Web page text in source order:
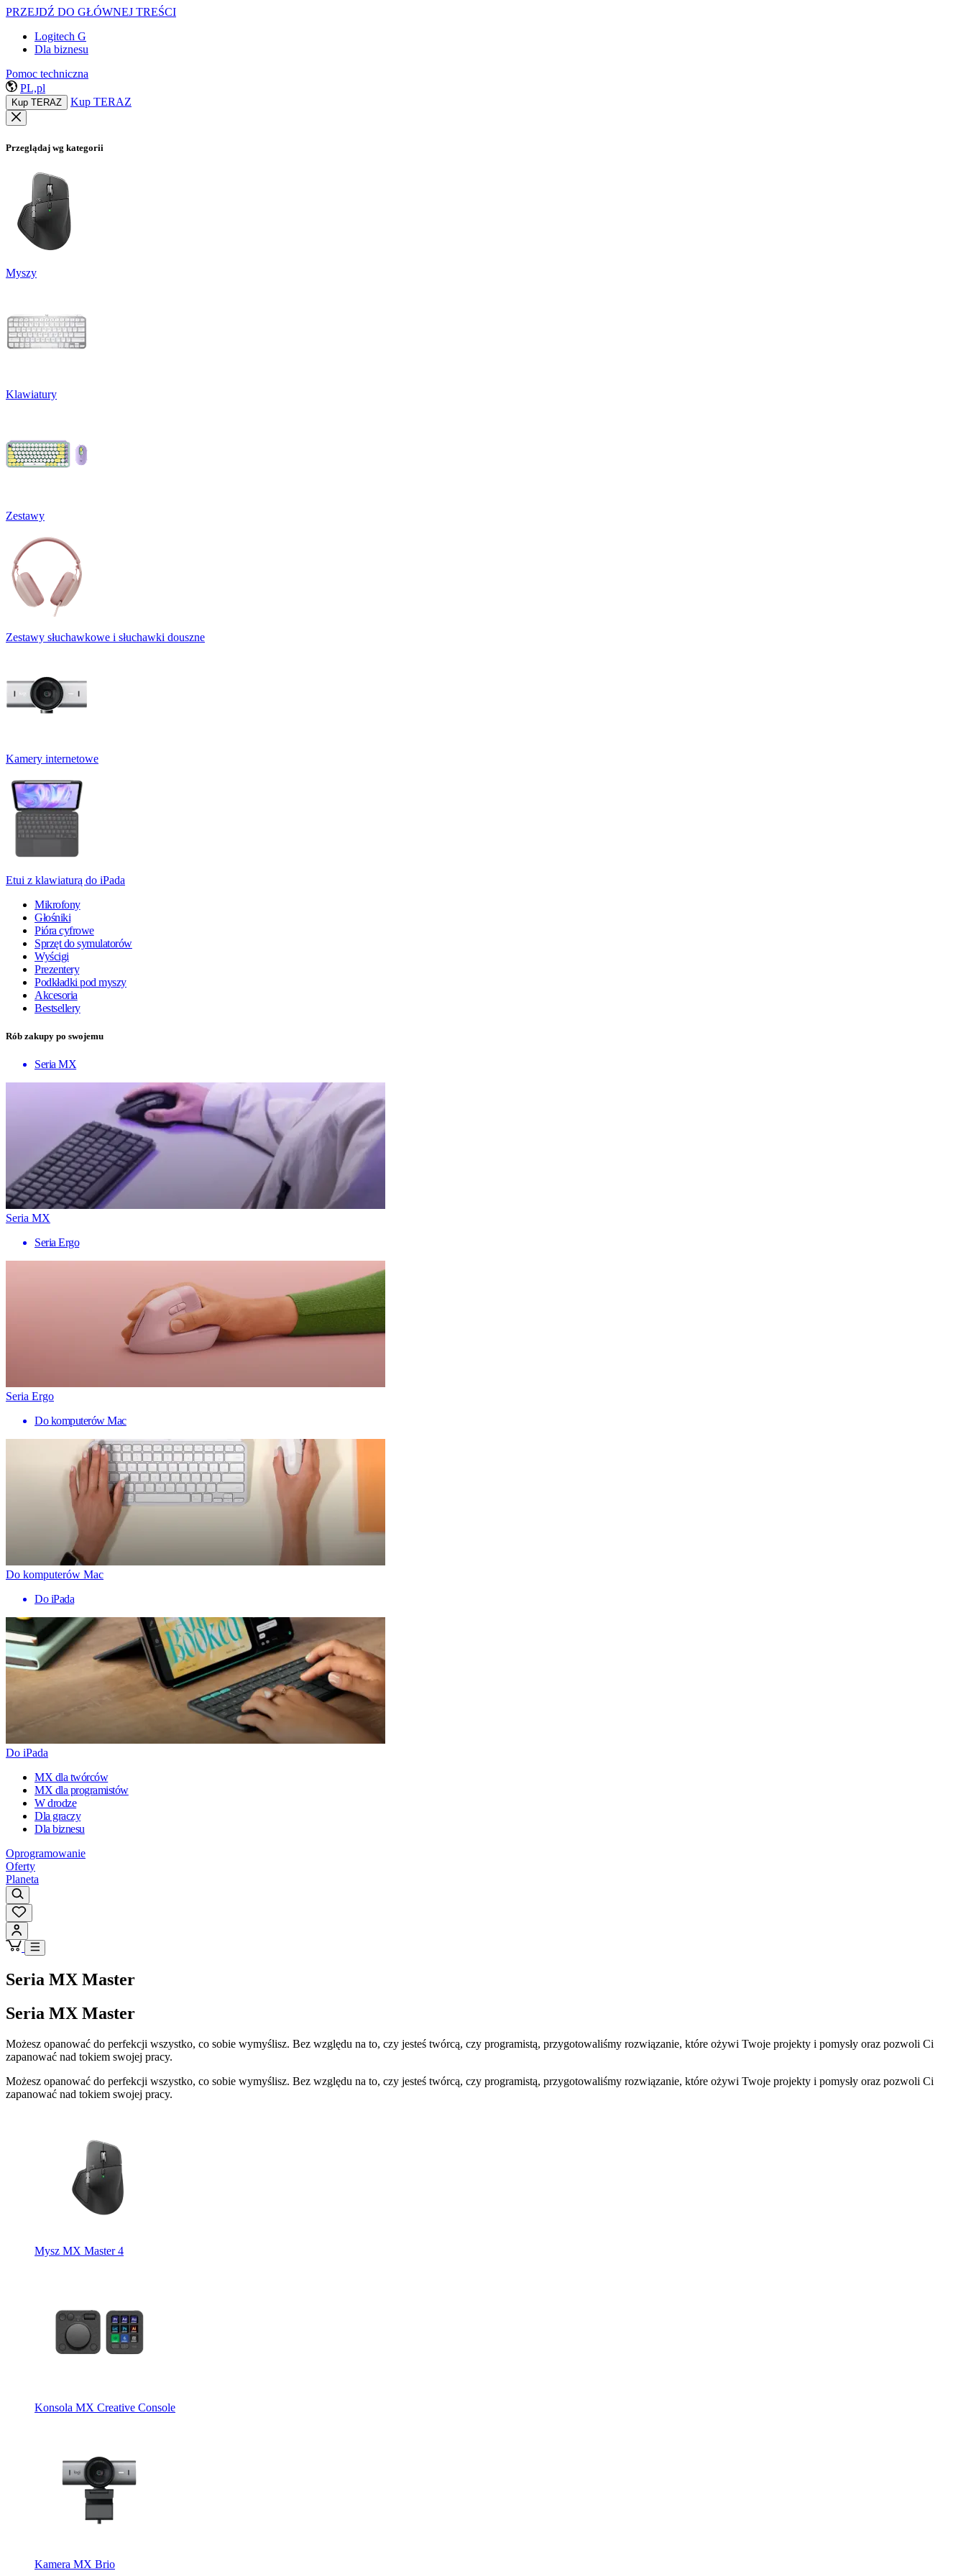
PRZEJDŹ DO GŁÓWNEJ TREŚCI
Logitech G
Dla biznesu
Pomoc techniczna
PL,pl
Kup TERAZ Kup TERAZ
Przeglądaj wg kategorii
Myszy
Klawiatury
Zestawy
Zestawy słuchawkowe i słuchawki douszne
Kamery internetowe
Etui z klawiaturą do iPada
Mikrofony
Głośniki
Pióra cyfrowe
Sprzęt do symulatorów
Wyścigi
Prezentery
Podkładki pod myszy
Akcesoria
Bestsellery
Rób zakupy po swojemu
Seria MX
Seria MX
Seria Ergo
Seria Ergo
Do komputerów Mac
Do komputerów Mac
Do iPada
Do iPada
MX dla twórców
MX dla programistów
W drodze
Dla graczy
Dla biznesu
Oprogramowanie
Oferty
Planeta
Seria MX Master
Seria MX Master
Możesz opanować do perfekcji wszystko, co sobie wymyślisz. Bez względu na to, czy jesteś twórcą, czy programistą, przygotowaliśmy rozwiązanie, które ożywi Twoje projekty i pomysły oraz pozwoli Ci
zapanować nad tokiem swojej pracy.
Możesz opanować do perfekcji wszystko, co sobie wymyślisz. Bez względu na to, czy jesteś twórcą, czy programistą, przygotowaliśmy rozwiązanie, które ożywi Twoje projekty i pomysły oraz pozwoli Ci
zapanować nad tokiem swojej pracy.
Mysz MX Master 4
Konsola MX Creative Console
Kamera MX Brio